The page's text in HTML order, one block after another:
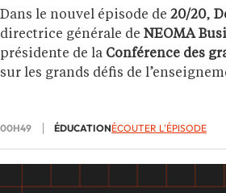
Dans le nouvel épisode de 20/20,
directrice générale de NEOMA
présidente de la Conférence des
sur les grands défis de
00H49 ÉDUCATIONÉCOUTER L'ÉPISODE